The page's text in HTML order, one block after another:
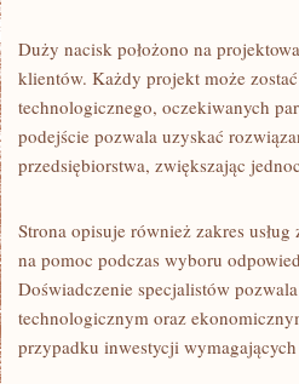
Duży nacisk położono na
klientów. Każdy projekt może
technologicznego, oczekiwanych
podejście pozwala uzyskać
przedsiębiorstwa, zwiększając
Strona opisuje również zakres
na pomoc podczas wyboru
Doświadczenie specjalistów
technologicznym oraz
przypadku inwestycji